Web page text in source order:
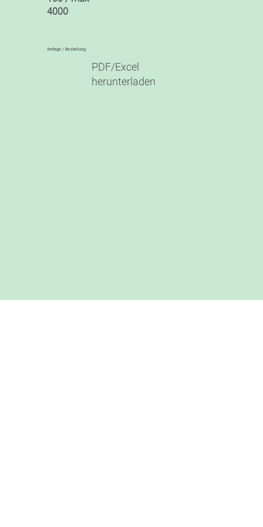
4000
Anfrage / Bestellung
PDF/Excel
herunterladen